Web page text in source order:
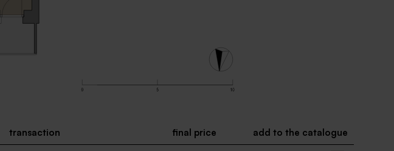
transaction final price add to the catalogue